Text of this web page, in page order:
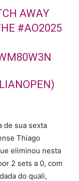
AWAY
#AO2025
de sua sexta
Thiago
eliminou nesta
2 sets a 0, com
do quali,